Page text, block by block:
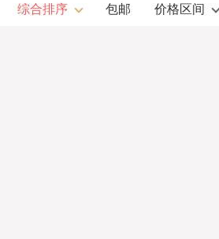
综合排序 包邮 价格区间